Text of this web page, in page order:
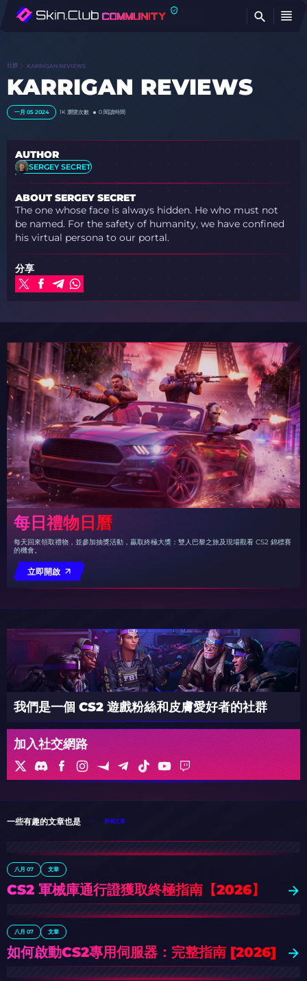
社群 KARRIGAN REVIEWS
KARRIGAN REVIEWS
一月 05 2024 1K 瀏覽次數 0 閱讀時間
AUTHOR
SERGEY SECRET
ABOUT SERGEY SECRET
The one whose face is always hidden. He who must not
be named. For the safety of humanity, we have confined
his virtual persona to our portal.
分享
每日禮物日曆
每天回來領取禮物，並參加抽獎活動，贏取終極大獎：雙人巴黎之旅及現場觀看 CS2 錦標賽
的機會。
立即開啟
我們是一個 CS2 遊戲粉絲和皮膚愛好者的社群
加入社交網路
一些有趣的文章也是 所有文章
八月 07 文章
CS2 軍械庫通行證獲取終極指南【2026】
八月 07 文章
如何啟動CS2專用伺服器：完整指南 [2026]